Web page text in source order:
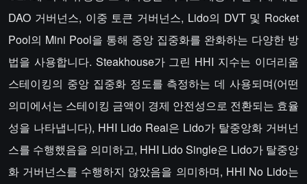
DAO 거버넌스, 이중 토큰 거버넌스, Lido의 DVT 및 Rocket
Pool의 Mini Pool을 통해 중앙 집중화를 완화하는 다양한 방
법을 사용합니다. Steakhouse가 그린 HHI 지수는 이더리움
스테이킹의 중앙 집중화 정도를 측정하는 데 사용되며(어떤
의미에서는 스테이킹 금액이 경제 안전성으로 전환되는 효율
성을 나타냅니다), HHI Lido Real은 Lido가 탈중앙화 거버넌
스를 수행했음을 의미하고, HHI Lido Single은 Lido가 탈중앙
화 거버넌스를 수행하지 않았음을 의미하며, HHI No Lido는